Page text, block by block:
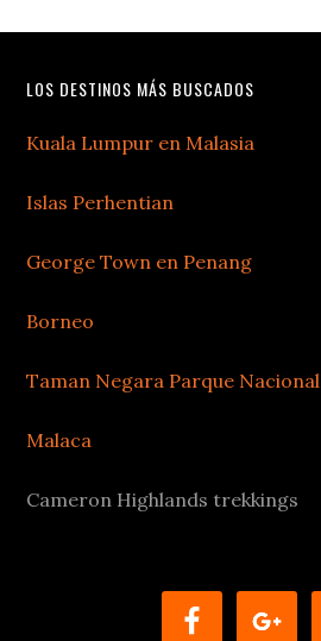
LOS DESTINOS MÁS BUSCADOS
Kuala Lumpur en Malasia
Islas Perhentian
George Town en Penang
Borneo
Taman Negara Parque Nacional
Malaca
Cameron Highlands trekkings